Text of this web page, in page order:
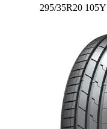
295/35R20